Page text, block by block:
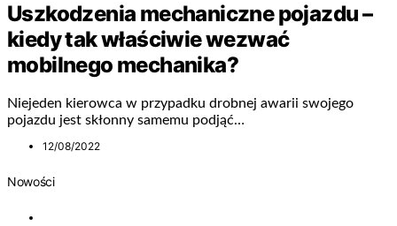
Uszkodzenia mechaniczne pojazdu –
kiedy tak właściwie wezwać
mobilnego mechanika?
Niejeden kierowca w przypadku drobnej awarii swojego
pojazdu jest skłonny samemu podjąć…
12/08/2022
Nowości